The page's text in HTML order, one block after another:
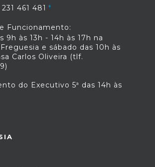
461 481
Funcionamento:
9h às 13h - 14h às 17h na
e sábado das 10h às
Carlos Oliveira (tlf.
do Executivo 5ª das 14h às